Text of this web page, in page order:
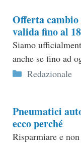
Offerta
valida fino al
Siamo
anche se fino ad
Categorie
Redazionale
Pneumatici
ecco perché
Risparmiare e